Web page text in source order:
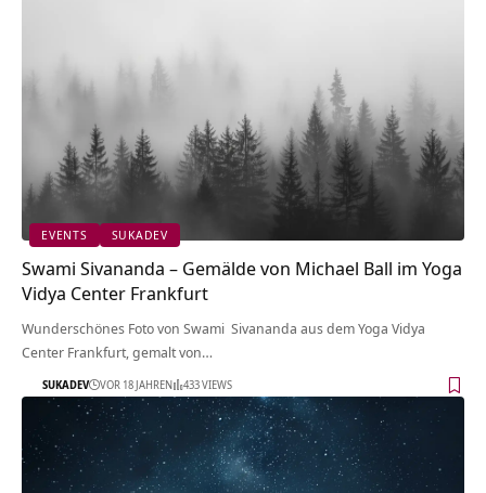
EVENTS SUKADEV
Swami Sivananda – Gemälde von Michael Ball im Yoga
Vidya Center Frankfurt
Wunderschönes Foto von Swami Sivananda aus dem Yoga Vidya
Center Frankfurt, gemalt von…
SUKADEV VOR 18 JAHREN 433 VIEWS